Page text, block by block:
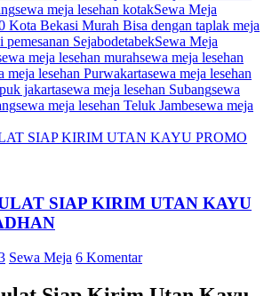
sewa meja lesehan kotakSewa Meja
Kota Bekasi Murah Bisa dengan taplak meja
SejabodetabekSewa Meja
meja lesehan murahsewa meja lesehan
meja lesehan Purwakartasewa meja lesehan
jakartasewa meja lesehan Subangsewa
sewa meja lesehan Teluk Jambesewa meja
SIAP KIRIM UTAN KAYU
Sewa Meja 6 Komentar